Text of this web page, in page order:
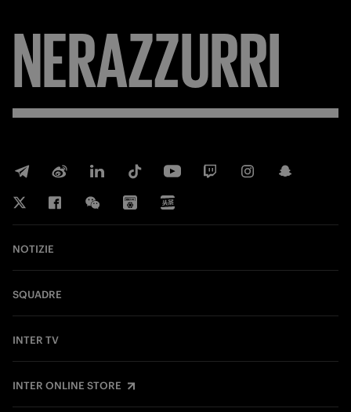
NERAZZURRI
NOTIZIE
SQUADRE
INTER TV
INTER ONLINE STORE